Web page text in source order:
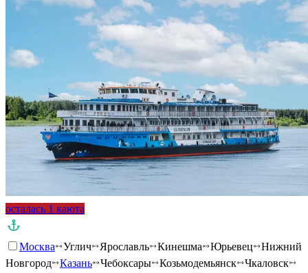
осталась 1 каюта
Москва Углич Ярославль Кинешма Юрьевец
Нижний
Новгород
Казань Чебоксары Козьмодемьянск
Чкаловск